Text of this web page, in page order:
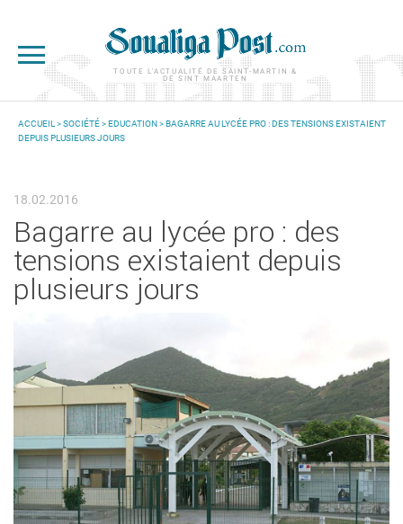
TOUTE L'ACTUALITÉ DE SAINT-MARTIN &
DE SINT MAARTEN
VOUS ÊTES ICI
ACCUEIL >SOCIÉTÉ>EDUCATION> BAGARRE AU LYCÉE PRO : DES TENSIONS EXISTAIENT
DEPUIS PLUSIEURS JOURS
18.02.2016
Bagarre au lycée pro : des
tensions existaient depuis
plusieurs jours